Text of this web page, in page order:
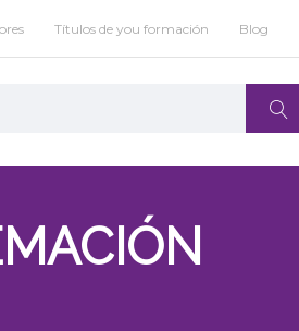
Títulos de you formación Blog